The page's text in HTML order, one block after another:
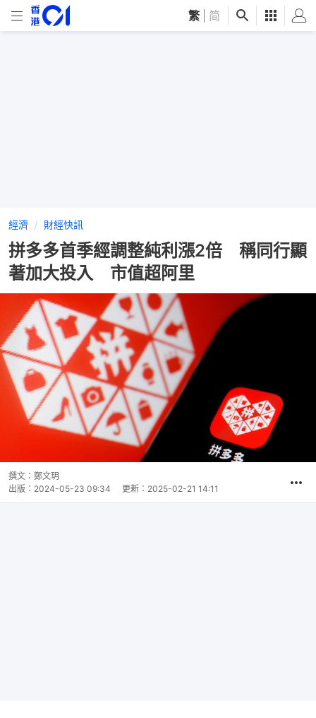
繁 简
經濟 財經快訊
拼多多首季經調整純利漲2倍 稱同行顯
著加大投入 市值超阿里
撰文： 鄭文玥
出版： 2024-05-23 09:34 更新： 2025-02-21 14:11